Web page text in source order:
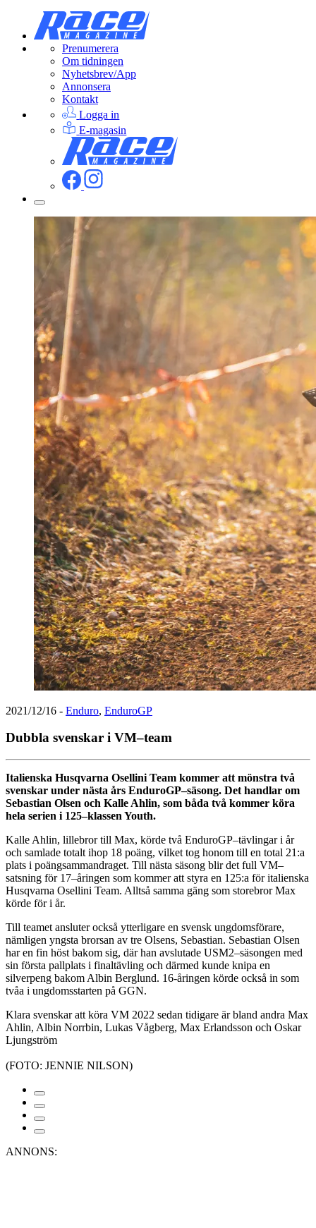
Prenumerera
Om tidningen
Nyhetsbrev/App
Annonsera
Kontakt
Logga in
E-magasin
2021/12/16 - Enduro, EnduroGP
Dubbla svenskar i VM–team
Italienska Husqvarna Osellini Team kommer att mönstra två
svenskar under nästa års EnduroGP–säsong. Det handlar om
Sebastian Olsen och Kalle Ahlin, som båda två kommer köra
hela serien i 125–klassen Youth.
Kalle Ahlin, lillebror till Max, körde två EnduroGP–tävlingar i år
och samlade totalt ihop 18 poäng, vilket tog honom till en total 21:a
plats i poängsammandraget. Till nästa säsong blir det full VM–
satsning för 17–åringen som kommer att styra en 125:a för italienska
Husqvarna Osellini Team. Alltså samma gäng som storebror Max
körde för i år.
Till teamet ansluter också ytterligare en svensk ungdomsförare,
nämligen yngsta brorsan av tre Olsens, Sebastian. Sebastian Olsen
har en fin höst bakom sig, där han avslutade USM2–säsongen med
sin första pallplats i finaltävling och därmed kunde knipa en
silverpeng bakom Albin Berglund. 16-åringen körde också in som
tvåa i ungdomsstarten på GGN.
Klara svenskar att köra VM 2022 sedan tidigare är bland andra Max
Ahlin, Albin Norrbin, Lukas Vågberg, Max Erlandsson och Oskar
Ljungström
(FOTO: JENNIE NILSON)
ANNONS: